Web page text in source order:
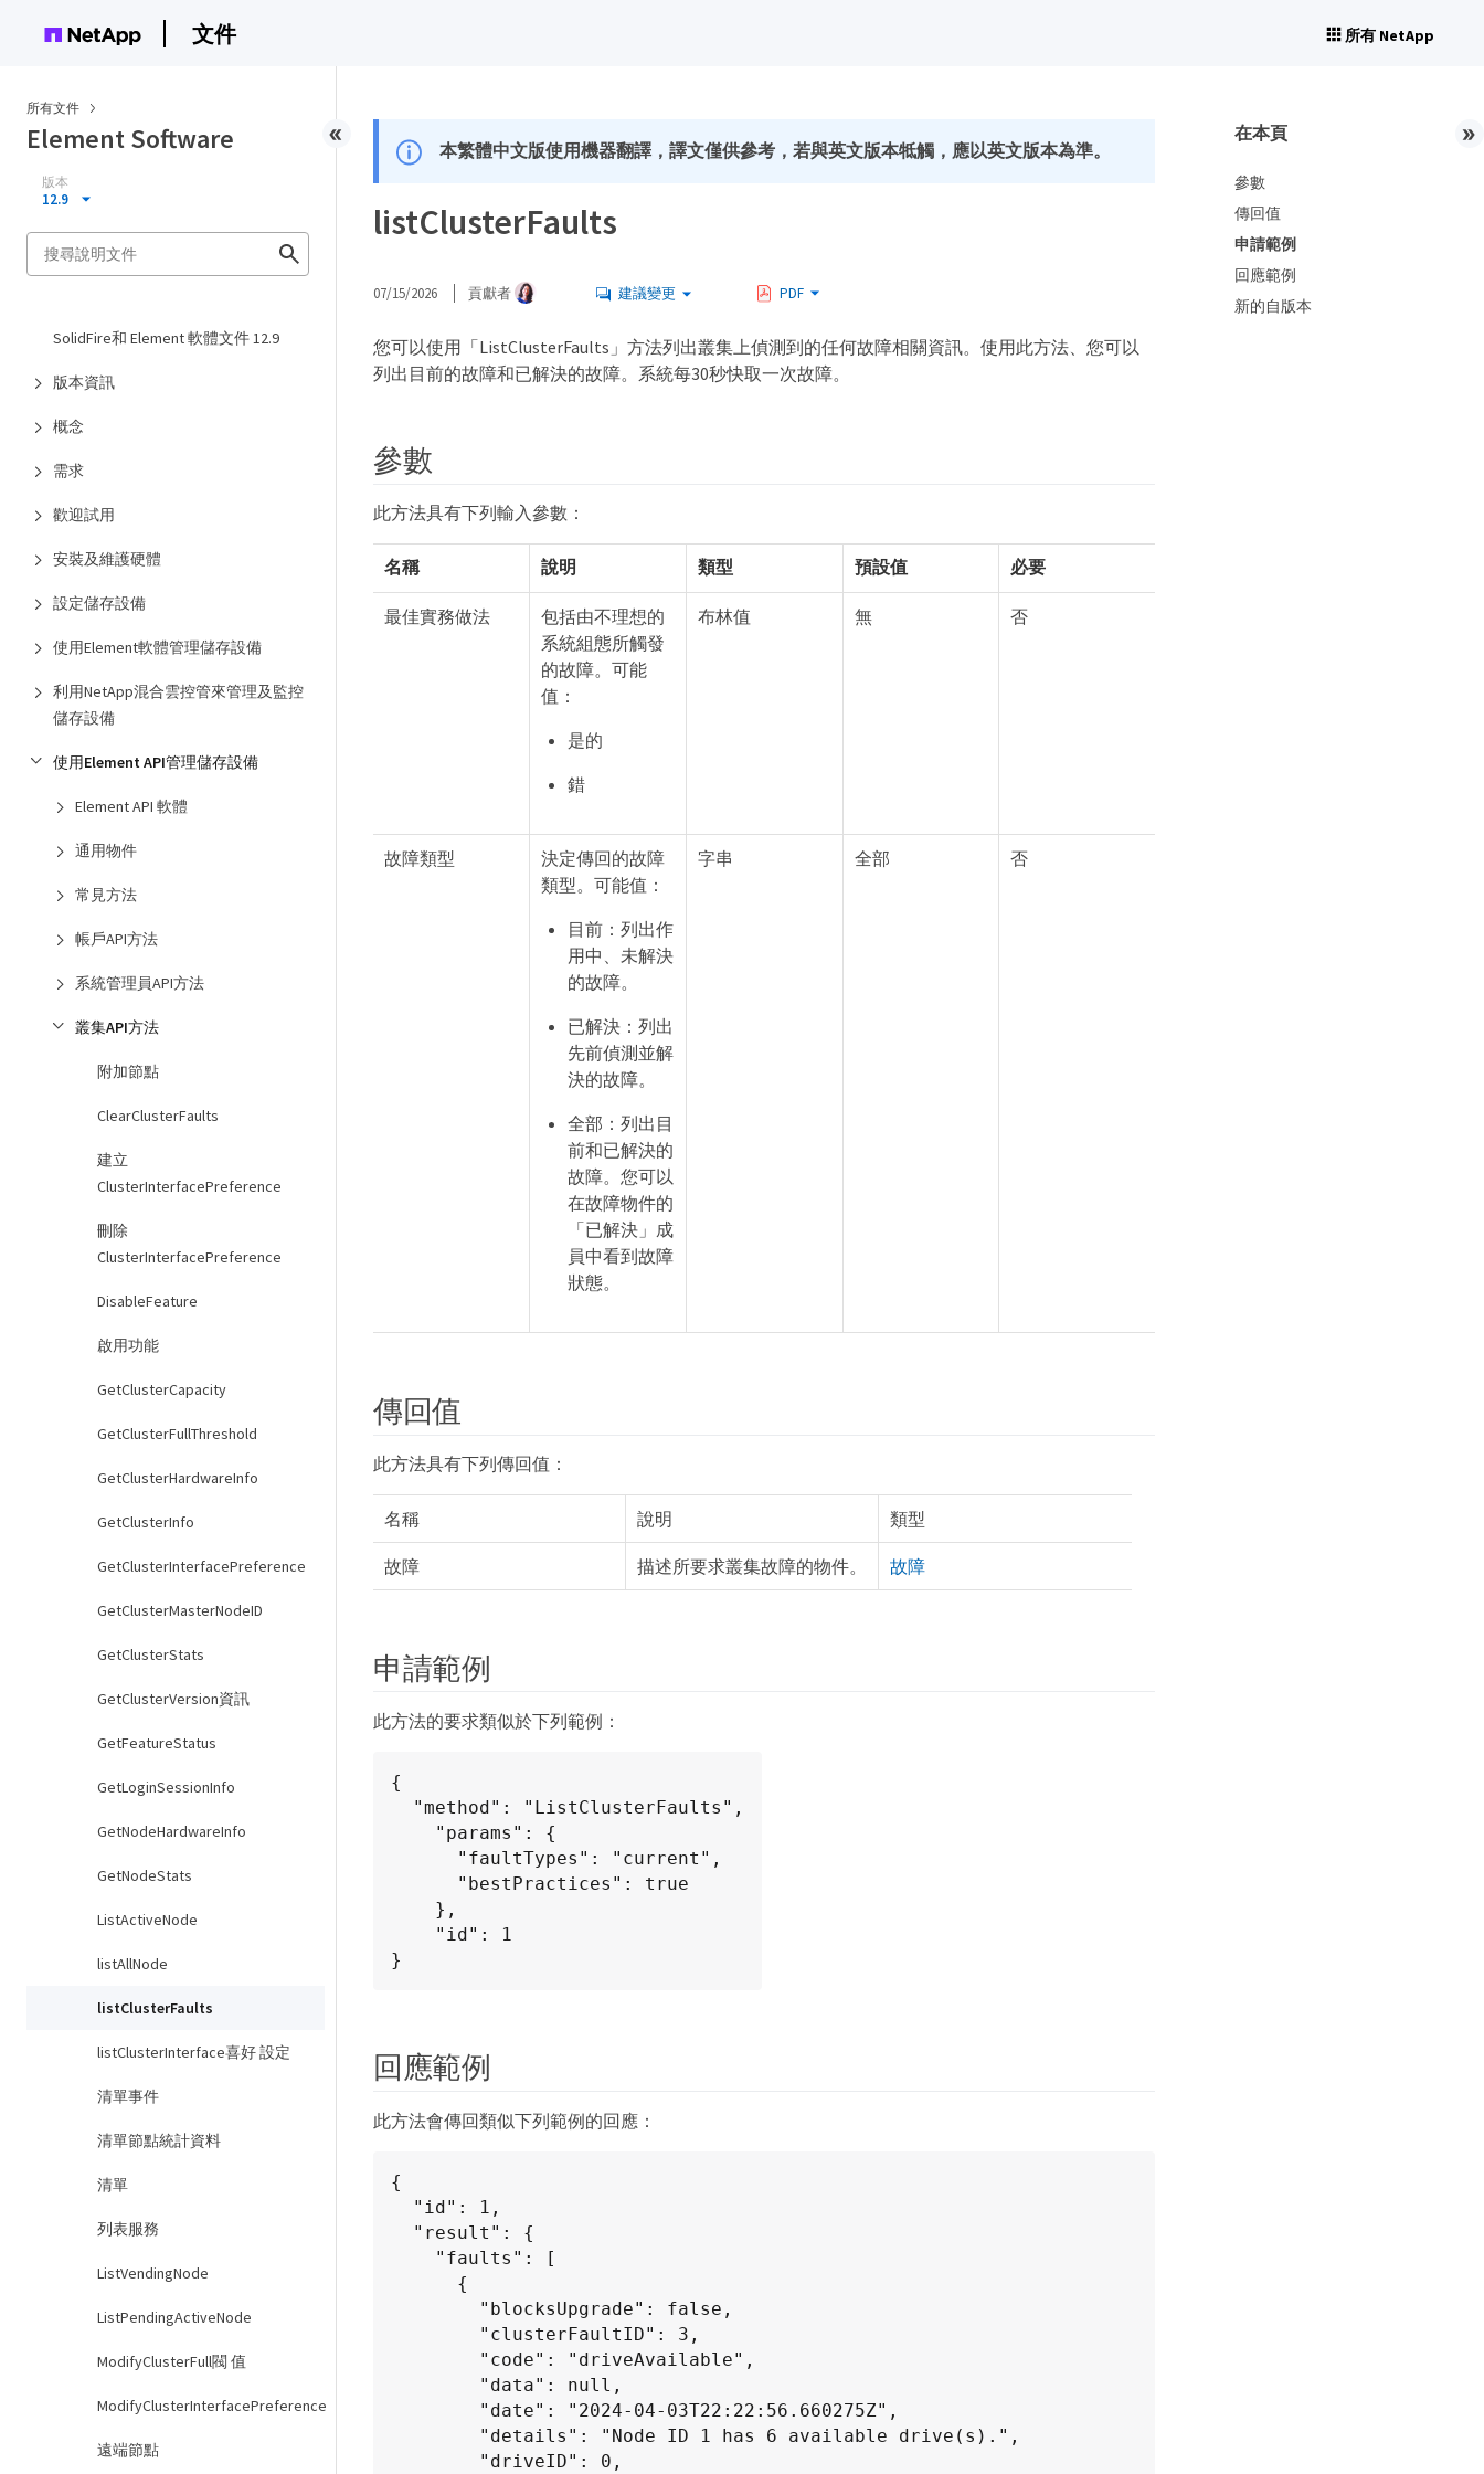
文件 所有 NetApp
所有文件
Element Software
版本
12.9
SolidFire和 Element 軟體文件 12.9
版本資訊
概念
需求
歡迎試用
安裝及維護硬體
設定儲存設備
使用Element軟體管理儲存設備
利用NetApp混合雲控管來管理及監控
儲存設備
使用Element API管理儲存設備
Element API 軟體
通用物件
常見方法
帳戶API方法
系統管理員API方法
叢集API方法
附加節點
ClearClusterFaults
建立
ClusterInterfacePreference
刪除
ClusterInterfacePreference
DisableFeature
啟用功能
GetClusterCapacity
GetClusterFullThreshold
GetClusterHardwareInfo
GetClusterInfo
GetClusterInterfacePreference
GetClusterMasterNodeID
GetClusterStats
GetClusterVersion資訊
GetFeatureStatus
GetLoginSessionInfo
GetNodeHardwareInfo
GetNodeStats
ListActiveNode
listAllNode
listClusterFaults
listClusterInterface喜好 設定
清單事件
清單節點統計資料
清單
列表服務
ListVendingNode
ListPendingActiveNode
ModifyClusterFull閥 值
ModifyClusterInterfacePreference
遠端節點
本繁體中文版使用機器翻譯，譯文僅供參考，若與英文版本牴觸，應以英文版本為準。
listClusterFaults
07/15/2026 貢獻者 建議變更 PDF
您可以使用「ListClusterFaults」方法列出叢集上偵測到的任何故障相關資訊。使用此方法、您可以
列出目前的故障和已解決的故障。系統每30秒快取一次故障。
參數
此方法具有下列輸入參數：
名稱 說明 類型 預設值 必要
最佳實務做法
包括由不理想的
系統組態所觸發
的故障。可能
值：
是的
錯
布林值 無 否
故障類型
決定傳回的故障
類型。可能值：
目前：列出作
用中、未解決
的故障。
已解決：列出
先前偵測並解
決的故障。
全部：列出目
前和已解決的
故障。您可以
在故障物件的
「已解決」成
員中看到故障
狀態。
字串 全部 否
傳回值
此方法具有下列傳回值：
名稱 說明 類型
故障 描述所要求叢集故障的物件。 故障
申請範例
此方法的要求類似於下列範例：
{
}
回應範例
此方法會傳回類似下列範例的回應：
{
在本頁
參數
傳回值
申請範例
回應範例
新的自版本